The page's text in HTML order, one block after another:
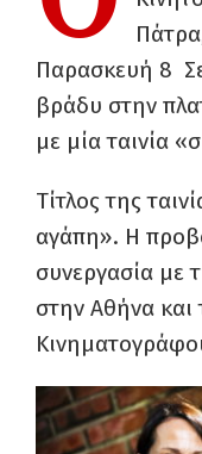
Παρασκευή 8
βράδυ στην
με μία ταινία
Τίτλος της
αγάπη». Η
συνεργασία με
στην Αθήνα και